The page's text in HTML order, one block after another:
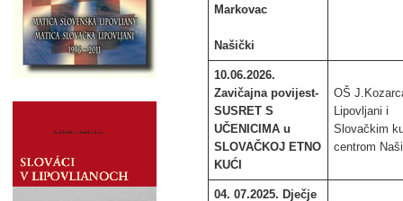
Markovac
Našički
10.06.2026.
Zavičajna povijest-
SUSRET S
UČENICIMA u
SLOVAČKOJ ETNO
KUĆI
OŠ
Lipovljani i
Slovačkim
centrom
04. 07.2025. Dječje